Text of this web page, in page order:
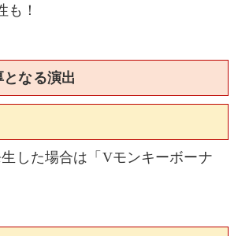
も！
なる演出
した場合は「Vモンキーボーナ